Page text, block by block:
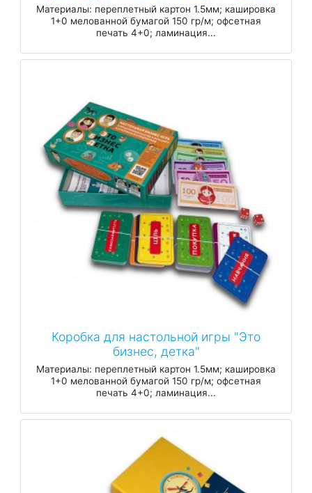
Материалы: переплетный картон 1.5мм; кашировка
1+0 мелованной бумагой 150 гр/м; офсетная
печать 4+0; ламинация...
Коробка для настольной игры "Это
бизнес, детка"
Материалы: переплетный картон 1.5мм; кашировка
1+0 мелованной бумагой 150 гр/м; офсетная
печать 4+0; ламинация...